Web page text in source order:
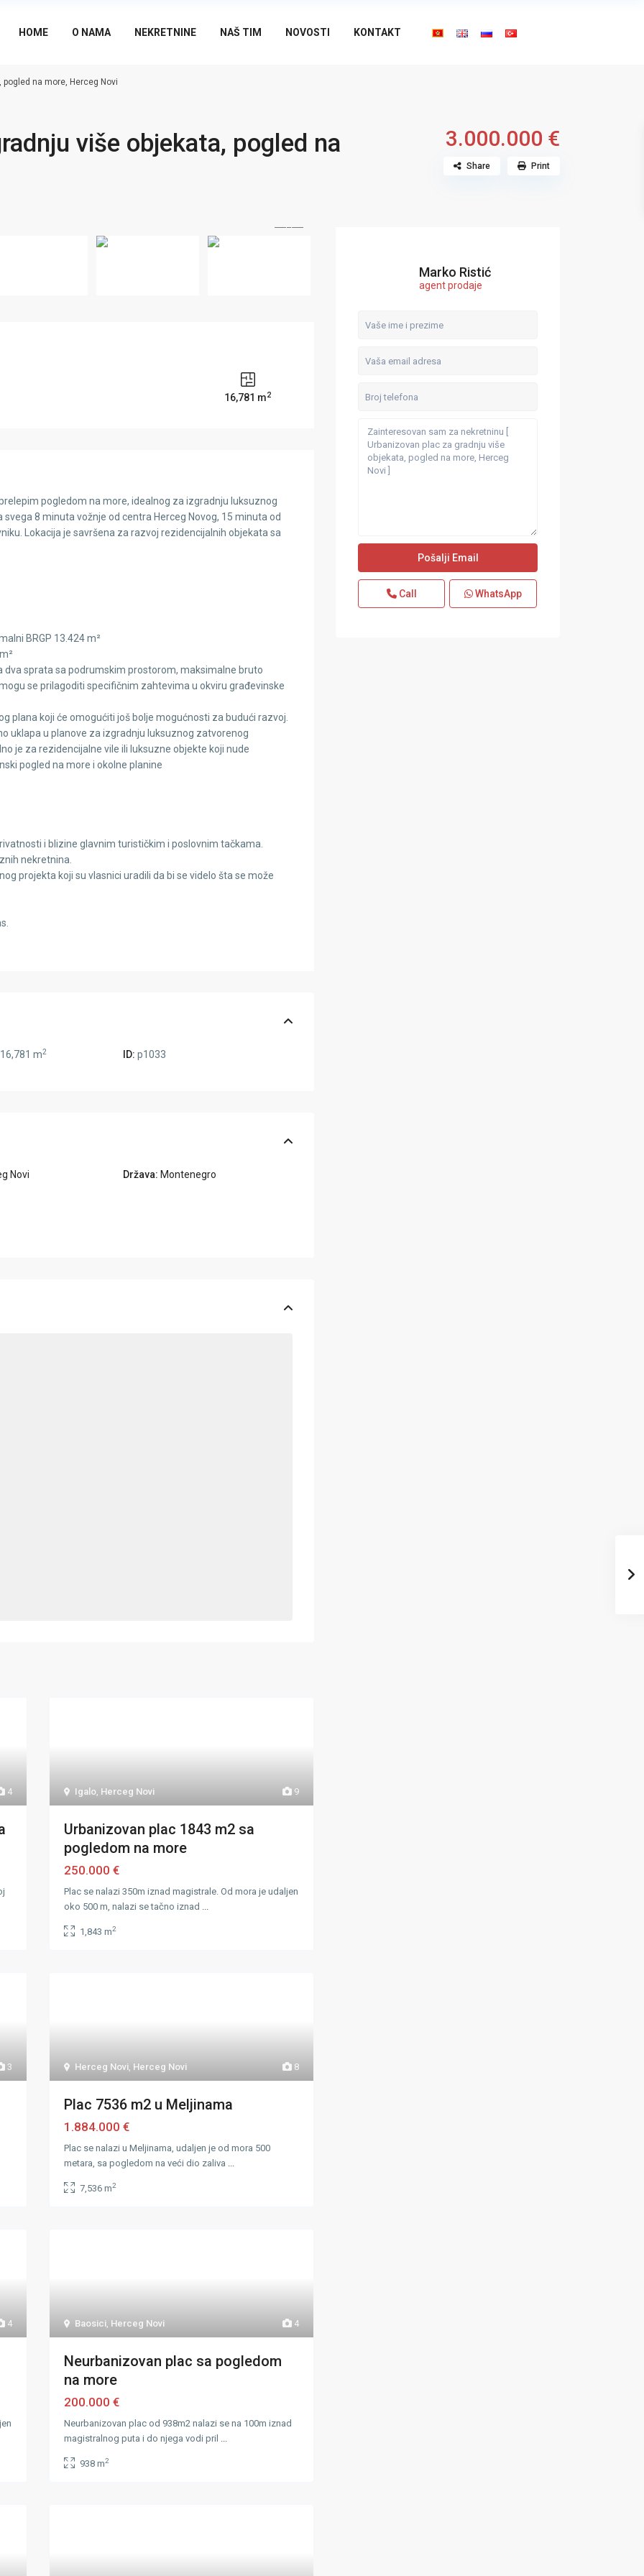
HOME O NAMA NEKRETNINE NAŠ TIM NOVOSTI KONTAKT
na more, Herceg Novi
više objekata, pogled na 3.000.000 €
Share Print
16,781 m2
pogledom na more, idealnog za izgradnju luksuznog
8 minuta vožnje od centra Herceg Novog, 15 minuta od
Lokacija je savršena za razvoj rezidencijalnih objekata sa
BRGP 13.424 m²
dva sprata sa podrumskim prostorom, maksimalne bruto
se prilagoditi specifičnim zahtevima u okviru građevinske
plana koji će omogućiti još bolje mogućnosti za budući razvoj.
uklapa u planove za izgradnju luksuznog zatvorenog
je za rezidencijalne vile ili luksuzne objekte koji nude
pogled na more i okolne planine
i blizine glavnim turističkim i poslovnim tačkama.
nekretnina.
projekta koji su vlasnici uradili da bi se videlo šta se može
16,781 m2 ID: p1033
Novi Država: Montenegro
4 9
Igalo, Herceg Novi
Urbanizovan plac 1843 m2 sa
pogledom na more
250.000 €
Plac se nalazi 350m iznad magistrale. Od mora je udaljen
oko 500 m, nalazi se tačno iznad ...
1,843 m2
3 8
Herceg Novi, Herceg Novi
Plac 7536 m2 u Meljinama
1.884.000 €
Plac se nalazi u Meljinama, udaljen je od mora 500
metara, sa pogledom na veći dio zaliva ...
7,536 m2
4 4
Baosici, Herceg Novi
Neurbanizovan plac sa pogledom
na more
200.000 €
Neurbanizovan plac od 938m2 nalazi se na 100m iznad
magistralnog puta i do njega vodi pril ...
938 m2
Marko Ristić
agent prodaje
Call WhatsApp